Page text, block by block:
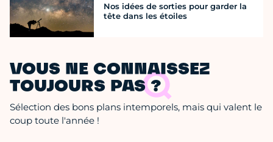
Nos idées de sorties pour garder la
tête dans les étoiles
VOUS NE CONNAISSEZ
TOUJOURS PAS ?
Sélection des bons plans intemporels, mais qui valent le
coup toute l'année !